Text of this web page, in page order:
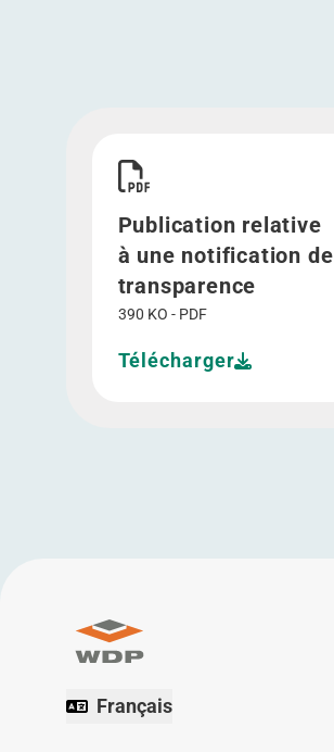
Publication relative
à une notification de
transparence
390 KO - PDF
Télécharger
Français